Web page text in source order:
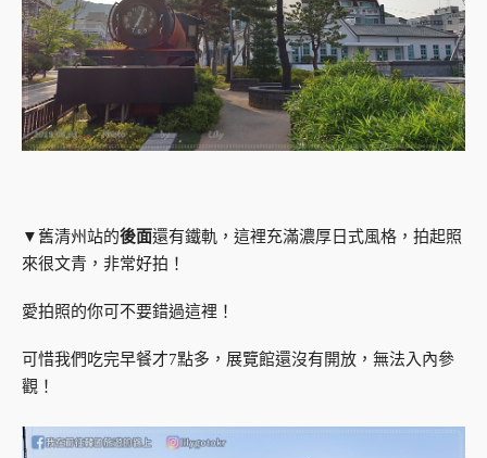
▼舊清州站的後面還有鐵軌，這裡充滿濃厚日式風格，拍起照
來很文青，非常好拍！
愛拍照的你可不要錯過這裡！
可惜我們吃完早餐才7點多，展覽館還沒有開放，無法入內參
觀！